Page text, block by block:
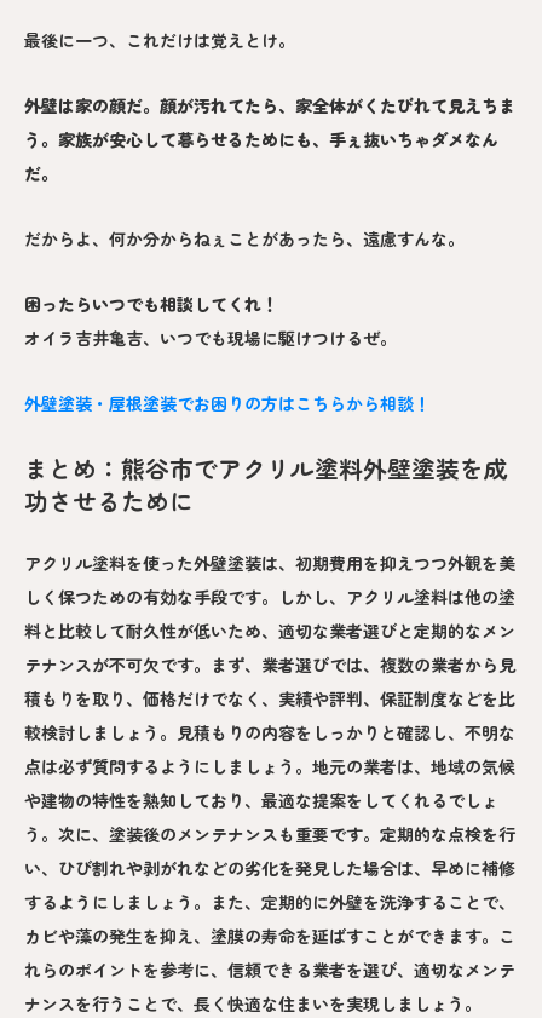
最後に一つ、これだけは覚えとけ。
外壁は家の顔だ。顔が汚れてたら、家全体がくたびれて見えちま
う。家族が安心して暮らせるためにも、手ぇ抜いちゃダメなん
だ。
だからよ、何か分からねぇことがあったら、遠慮すんな。
困ったらいつでも相談してくれ！
オイラ吉井亀吉、いつでも現場に駆けつけるぜ。
外壁塗装・屋根塗装でお困りの方はこちらから相談！
まとめ：熊谷市でアクリル塗料外壁塗装を成
功させるために
アクリル塗料を使った外壁塗装は、初期費用を抑えつつ外観を美
しく保つための有効な手段です。しかし、アクリル塗料は他の塗
料と比較して耐久性が低いため、適切な業者選びと定期的なメン
テナンスが不可欠です。まず、業者選びでは、複数の業者から見
積もりを取り、価格だけでなく、実績や評判、保証制度などを比
較検討しましょう。見積もりの内容をしっかりと確認し、不明な
点は必ず質問するようにしましょう。地元の業者は、地域の気候
や建物の特性を熟知しており、最適な提案をしてくれるでしょ
う。次に、塗装後のメンテナンスも重要です。定期的な点検を行
い、ひび割れや剥がれなどの劣化を発見した場合は、早めに補修
するようにしましょう。また、定期的に外壁を洗浄することで、
カビや藻の発生を抑え、塗膜の寿命を延ばすことができます。こ
れらのポイントを参考に、信頼できる業者を選び、適切なメンテ
ナンスを行うことで、長く快適な住まいを実現しましょう。